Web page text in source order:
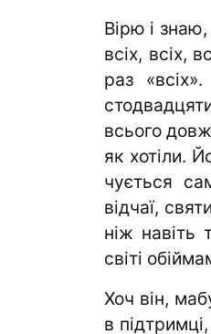
Вірю і
всіх, всіх,
раз
всього
як хотіли.
чується
відчаї,
ніж навіть
світі
Хоч він,
в